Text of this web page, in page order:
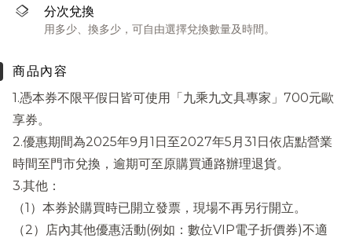
layers 分次兌換
用多少、換多少，可自由選擇兌換數量及時間。
商品內容
1.憑本券不限平假日皆可使用「九乘九文具專家」700元歐
享券。
2.優惠期間為2025年9月1日至2027年5月31日依店點營業
時間至門市兌換，逾期可至原購買通路辦理退貨。
3.其他：
（1）本券於購買時已開立發票，現場不再另行開立。
（2）店內其他優惠活動(例如：數位VIP電子折價券)不適